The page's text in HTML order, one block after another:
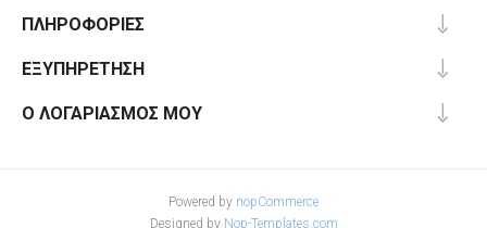
ΠΛΗΡΟΦΟΡΊΕΣ
ΕΞΥΠΗΡΈΤΗΣΗ
Ο ΛΟΓΑΡΙΑΣΜΌΣ ΜΟΥ
Powered by nopCommerce
Designed by Nop-Templates.com